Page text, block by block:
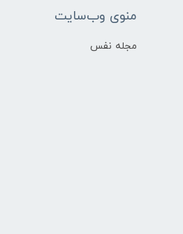
منوی وب‌سایت
مجله نفس